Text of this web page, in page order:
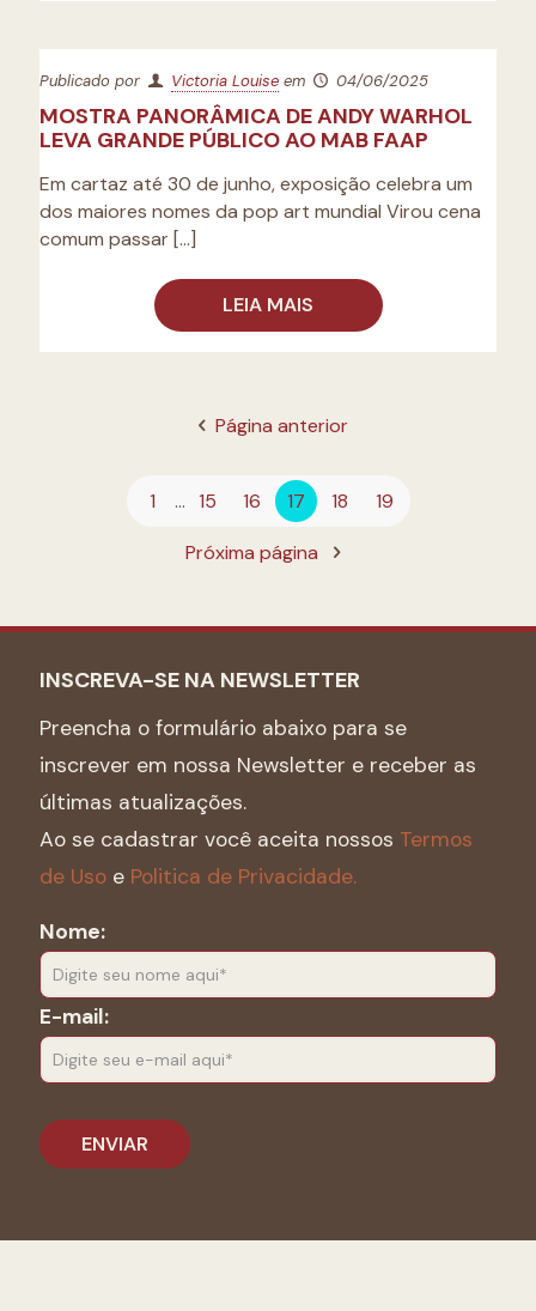
Publicado por Victoria Louise em 04/06/2025
MOSTRA PANORÂMICA DE ANDY WARHOL
LEVA GRANDE PÚBLICO AO MAB FAAP
Em cartaz até 30 de junho, exposição celebra um
dos maiores nomes da pop art mundial Virou cena
comum passar […]
LEIA MAIS
Página anterior
1 ... 15 16 17 18 19
Próxima página
INSCREVA-SE NA NEWSLETTER
Preencha o formulário abaixo para se
inscrever em nossa Newsletter e receber as
últimas atualizações.
Ao se cadastrar você aceita nossos Termos
de Uso e Politica de Privacidade.
Nome:
E-mail: